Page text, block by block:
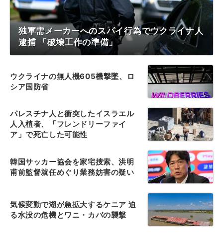
独軍需メーカーへのスパイ行為でウクライナ人
逮捕 「破壊工作の準備」
ウクライナの無人機605機撃墜、ロ
シア国防省
パレスチナ人と衝突したイスラエル
人入植者、「フレンドリーファイ
ア」で死亡した可能性
韓国サッカー協会を家宅捜索、洪明
甫前監督就任めぐり業務妨害の疑い
気候変動で湖が急拡大するケニア 迫
る水没の危機とワニ・カバの襲撃